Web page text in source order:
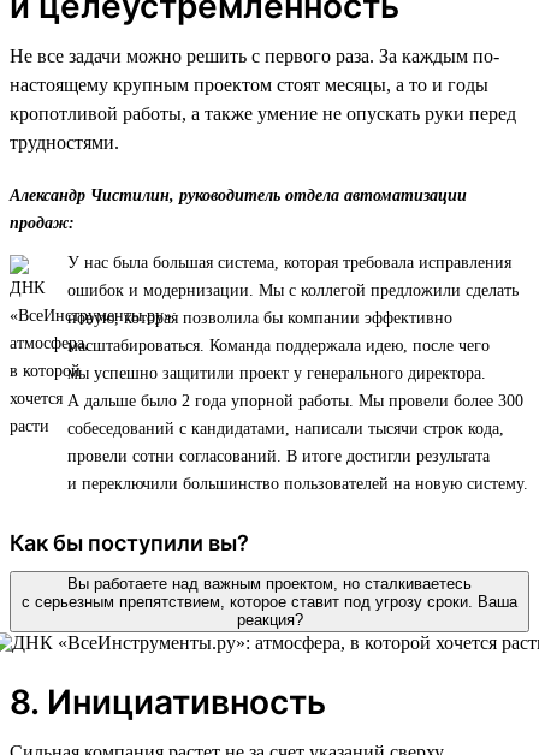
Не все задачи можно решить с первого раза. За каждым по-
настоящему крупным проектом стоят месяцы, а то и годы
кропотливой работы, а также умение не опускать руки перед
трудностями.
Александр Чистилин, руководитель отдела автоматизации
продаж:
У нас была большая система, которая требовала исправления
ошибок и модернизации. Мы с коллегой предложили сделать
новую, которая позволила бы компании эффективно
масштабироваться. Команда поддержала идею, после чего
мы успешно защитили проект у генерального директора.
А дальше было 2 года упорной работы. Мы провели более 300
собеседований с кандидатами, написали тысячи строк кода,
провели сотни согласований. В итоге достигли результата
и переключили большинство пользователей на новую систему.
Как бы поступили вы?
Вы работаете над важным проектом, но сталкиваетесь
с серьезным препятствием, которое ставит под угрозу сроки. Ваша
реакция?
8. Инициативность